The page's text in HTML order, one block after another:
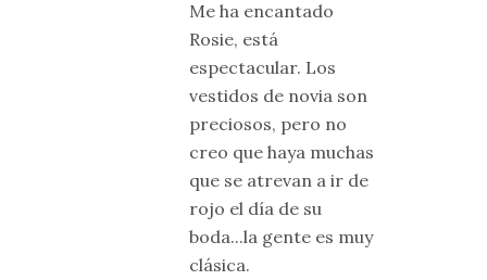
Me ha encantado
Rosie, está
espectacular. Los
vestidos de novia son
preciosos, pero no
creo que haya muchas
que se atrevan a ir de
rojo el día de su
boda...la gente es muy
clásica.